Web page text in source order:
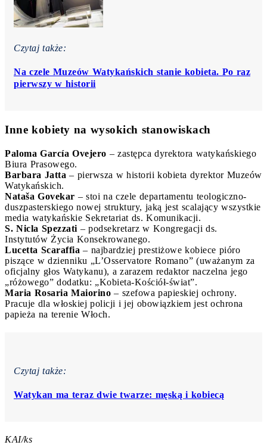
Czytaj także:
Na czele Muzeów Watykańskich stanie kobieta. Po raz
pierwszy w historii
Inne kobiety na wysokich stanowiskach
Paloma García Ovejero – zastępca dyrektora watykańskiego
Biura Prasowego.
Barbara Jatta – pierwsza w historii kobieta dyrektor Muzeów
Watykańskich.
Nataša Govekar – stoi na czele departamentu teologiczno-
duszpasterskiego nowej struktury, jaką jest scalający wszystkie
media watykańskie Sekretariat ds. Komunikacji.
S. Nicla Spezzati – podsekretarz w Kongregacji ds.
Instytutów Życia Konsekrowanego.
Lucetta Scaraffia – najbardziej prestiżowe kobiece pióro
piszące w dzienniku „L’Osservatore Romano” (uważanym za
oficjalny głos Watykanu), a zarazem redaktor naczelna jego
„różowego” dodatku: „Kobieta-Kościół-świat”.
Maria Rosaria Maiorino – szefowa papieskiej ochrony.
Pracuje dla włoskiej policji i jej obowiązkiem jest ochrona
papieża na terenie Włoch.
Czytaj także:
Watykan ma teraz dwie twarze: męską i kobiecą
KAI/ks